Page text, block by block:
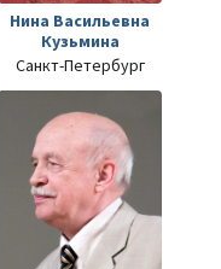
Нина Васильевна
Кузьмина
Санкт-Петербург